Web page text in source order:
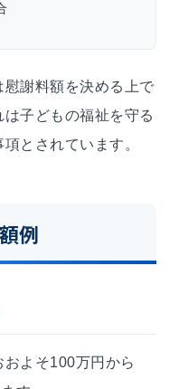
謝料額を決める上で
子どもの福祉を守る
とされています。
例
よそ100万円から